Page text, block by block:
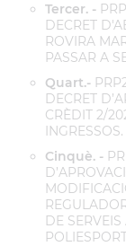
Tercer. -
DECRET
ROVIRA
PASSAR A
Quart.-
DECRET
CRÈDIT 2/
INGRESSOS.
Cinquè. -
DE